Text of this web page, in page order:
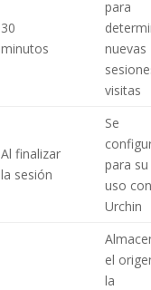
30
minutos
para
nuevas
visitas
Al finalizar
la sesión
Se
para su
uso con
Urchin
el
la